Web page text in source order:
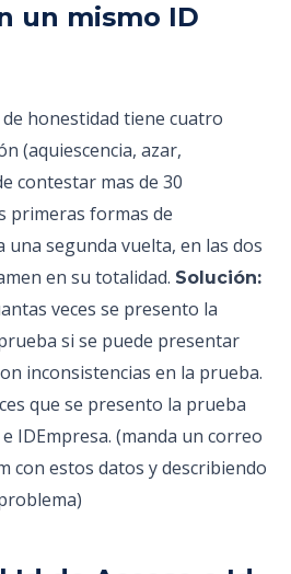
un mismo ID
honestidad tiene cuatro
(aquiescencia, azar,
contestar mas de 30
primeras formas de
una segunda vuelta, en las dos
en su totalidad. Solución:
veces se presento la
si se puede presentar
inconsistencias en la prueba.
que se presento la prueba
IDEmpresa. (manda un correo
con estos datos y describiendo